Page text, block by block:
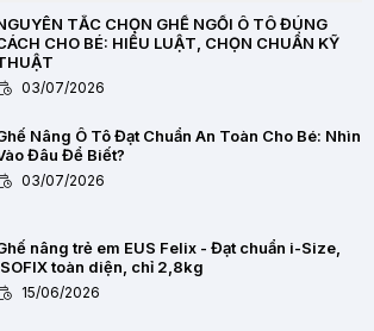
TẮC CHỌN GHẾ NGỒI Ô TÔ ĐÚNG
CHO BÉ: HIỂU LUẬT, CHỌN CHUẨN KỸ
03/07/2026
Nâng Ô Tô Đạt Chuẩn An Toàn Cho Bé: Nhìn
Đâu Để Biết?
03/07/2026
nâng trẻ em EUS Felix - Đạt chuẩn i-Size,
toàn diện, chỉ 2,8kg
15/06/2026